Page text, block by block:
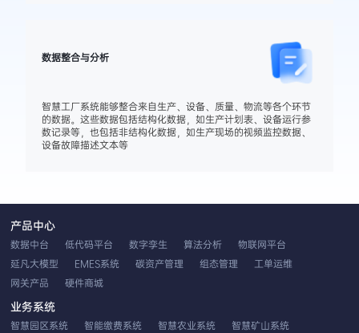
数据整合与分析
智慧工厂系统能够整合来自生产、设备、质量、物流等各个环节
的数据。这些数据包括结构化数据，如生产计划表、设备运行参
数记录等，也包括非结构化数据，如生产现场的视频监控数据、
设备故障描述文本等
产品中心
数据中台 低代码平台 数字孪生 算法分析
物联网平台
延凡大模型
EMES系统 碳资产管理 组态管理
工单运维
网关产品
硬件商城
业务系统
智慧园区系统 智能缴费系统 智慧农业系统
智慧矿山系统